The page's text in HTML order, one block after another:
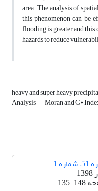
area. The analysis of
this phenomenon can be
flooding is greater and
hazards to reduce
heavy and super heavy
Analysis Moran and G*
1
135-148